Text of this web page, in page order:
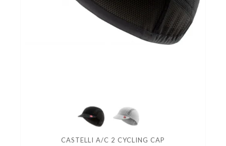
CASTELLI A/C 2 CYCLING CAP